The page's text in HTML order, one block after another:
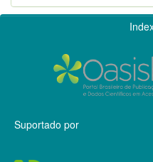
Suportado por